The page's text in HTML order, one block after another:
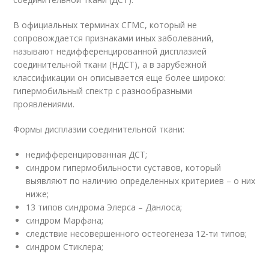
В официальных терминах СГМС, который не
сопровождается признаками иных заболеваний,
называют недифференцированной дисплазией
соединительной ткани (НДСТ), а в зарубежной
классификации он описывается еще более широко:
гипермобильный спектр с разнообразными
проявлениями.
Формы дисплазии соединительной ткани:
недифференцированная ДСТ;
синдром гипермобильности суставов, который
выявляют по наличию определенных критериев – о них
ниже;⠀
13 типов синдрома Элерса – Данлоса;
синдром Марфана;
следствие несовершенного остеогенеза 12-ти типов;
синдром Стиклера;